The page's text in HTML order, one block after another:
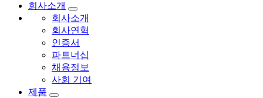
회사소개
회사소개
회사연혁
인증서
파트너십
채용정보
사회 기여
제품